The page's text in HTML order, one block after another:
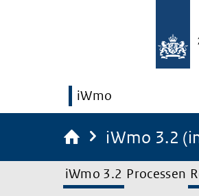
iWmo
iWmo 3.2
iWmo 3.2 Processen